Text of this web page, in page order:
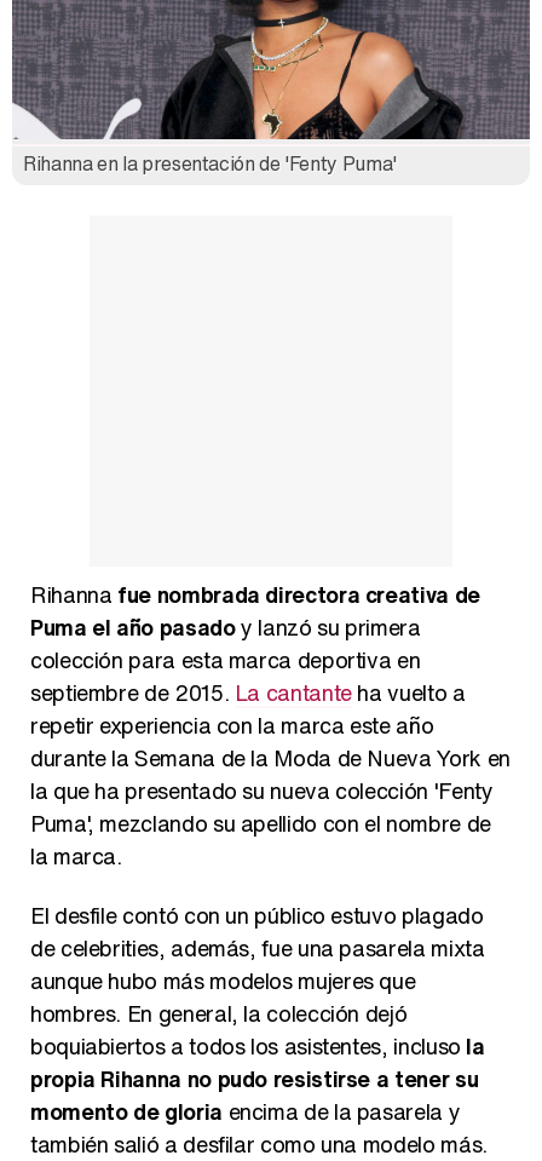
Así se tomó Felipe VI que la Infanta Sofía no quisiera recibir formación militar
Rihanna en la presentación de 'Fenty Puma'
Rihanna fue nombrada directora creativa de
Puma el año pasadoy lanzó su primera
colección para esta marca deportiva en
septiembre de 2015. La cantanteha vuelto a
repetir experiencia con la marca este año
durante la Semana de la Moda de Nueva York en
la que ha presentado su nueva colección 'Fenty
Puma', mezclando su apellido con el nombre de
la marca.
El desfile contó con un público estuvo plagado
de celebrities, además, fue una pasarela mixta
aunque hubo más modelos mujeres que
hombres. En general, la colección dejó
boquiabiertos a todos los asistentes, incluso la
propia Rihanna no pudo resistirse a tener su
momento de gloria encima de la pasarela y
también salió a desfilar como una modelo más.